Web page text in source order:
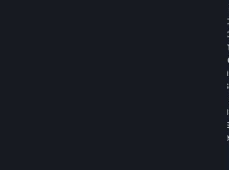
Als Kontoinhaber sind Sie für alle
die dadurch anfallen, dass Sie oder
Familienmitglieder oder Freunde, Ihr
Verpflichtung umfasst auch alle
alle anderen Bestellungen oder
solchen anderen über Ihr Konto
Wenn Sie Ihr Konto stornieren, behält
vor, Gebühren, Zuschläge oder
der Stornierung angefallen sind. Alle
unbezahlten Konten müssen zuerst
bevor Sie sich erneut bei Valve